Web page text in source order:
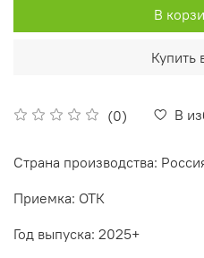
(0) В
В
Купить
Страна производства:
Приемка: ОТК
Год выпуска: 2025+